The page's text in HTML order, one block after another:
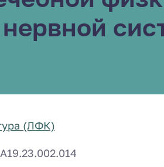
(ЛФК)
A19.23.002.014